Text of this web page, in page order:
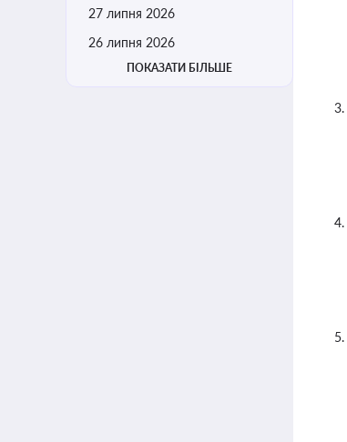
27 липня 2026
26 липня 2026
ПОКАЗАТИ БІЛЬШЕ